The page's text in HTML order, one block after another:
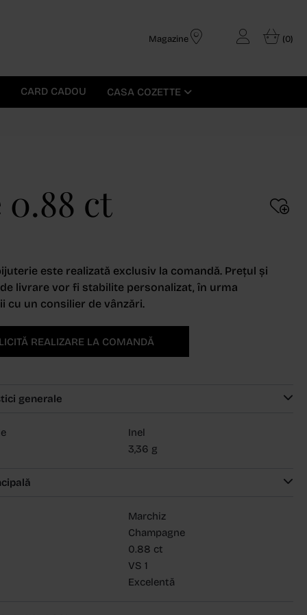
Magazine (0)
CARD CADOU CASA COZETTE
0.88 ct
este realizată exclusiv la comandă. Prețul și
livrare vor fi stabilite personalizat, în urma
cu un consilier de vânzări.
REALIZARE LA COMANDĂ
generale
Inel
3,36 g
Marchiz
Champagne
0.88 ct
VS 1
Excelentă